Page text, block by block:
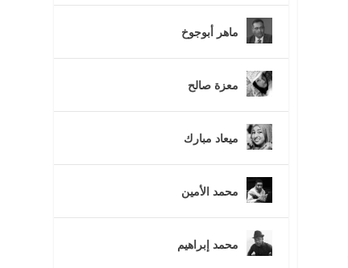
ماهر أبوجوخ
معزة صالح
ميعاد مبارك
محمد الأمين
محمد إبراهيم